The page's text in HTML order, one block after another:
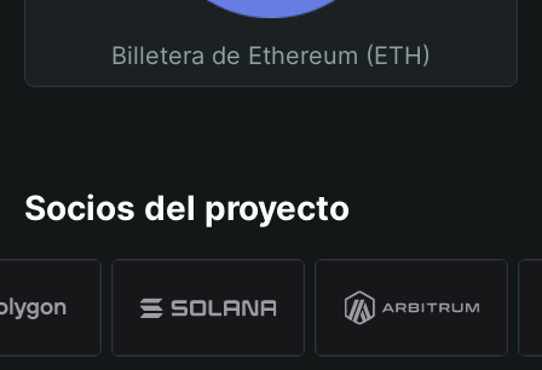
Billetera de Ethereum (ETH)
Socios del proyecto